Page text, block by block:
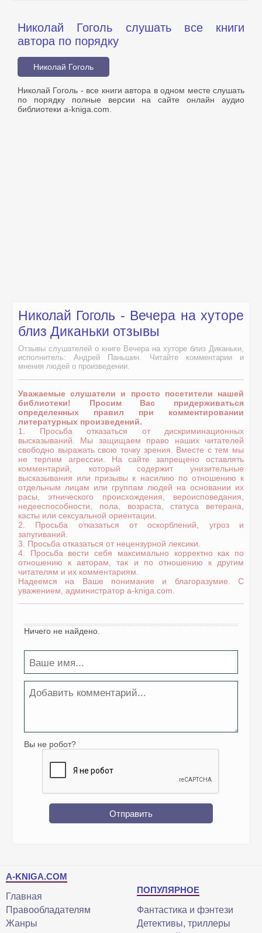
Николай Гоголь слушать все книги
автора по порядку
Николай Гоголь
Николай Гоголь - все книги автора в одном месте слушать
по порядку полные версии на сайте онлайн аудио
библиотеки a-kniga.com.
Николай Гоголь - Вечера на хуторе
близ Диканьки отзывы
Отзывы слушателей о книге Вечера на хуторе близ Диканьки,
исполнитель: Андрей Паньшин. Читайте комментарии и
мнения людей о произведении.
Уважаемые слушатели и просто посетители нашей
библиотеки! Просим Вас придерживаться
определенных правил при комментировании
литературных произведений.
1. Просьба отказаться от дискриминационных
высказываний. Мы защищаем право наших читателей
свободно выражать свою точку зрения. Вместе с тем мы
не терпим агрессии. На сайте запрещено оставлять
комментарий, который содержит унизительные
высказывания или призывы к насилию по отношению к
отдельным лицам или группам людей на основании их
расы, этнического происхождения, вероисповедания,
недееспособности, пола, возраста, статуса ветерана,
касты или сексуальной ориентации.
2. Просьба отказаться от оскорблений, угроз и
запугиваний.
3. Просьба отказаться от нецензурной лексики.
4. Просьба вести себя максимально корректно как по
отношению к авторам, так и по отношению к другим
читателям и их комментариям.
Надеемся на Ваше понимание и благоразумие. С
уважением, администратор a-kniga.com.
Ничего не найдено.
Вы не робот?
Отправить
A-KNIGA.COM
Главная
Правообладателям
Жанры
ПОПУЛЯРНОЕ
Фантастика и фэнтези
Детективы, триллеры